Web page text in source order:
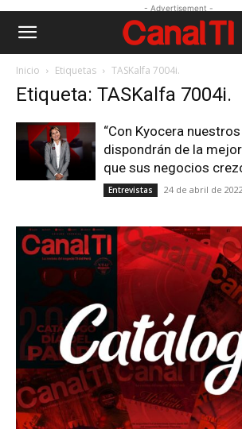
- Advertisement -
Inicio Etiquetas TASKalfa 7004i.
Etiqueta: TASKalfa 7004i.
“Con Kyocera
dispondrán de la
que sus negocios
Entrevistas 24 de abril de